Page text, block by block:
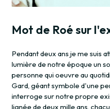
Mot de Roé sur
Pendant deux ans je me suis
lumière de notre époque un
personne qui oeuvre au
Gard, géant symbole d'une
interroge sur notre propre
lignée de deux mille ans,